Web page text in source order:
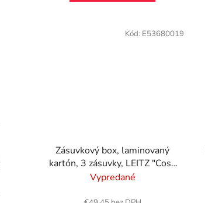
Zásuvkový box, laminovaný
kartón, 3 zásuvky, LEITZ "Cosy
Click&Store", teplá žltá
Vypredané
Kód: E53680019